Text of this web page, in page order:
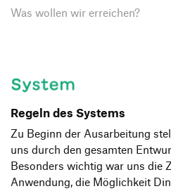
Was wollen wir erreichen?
Regeln des Systems
Zu Beginn der Ausarbeitung
uns durch den gesamten
Besonders wichtig war uns die
Anwendung, die Möglichkeit